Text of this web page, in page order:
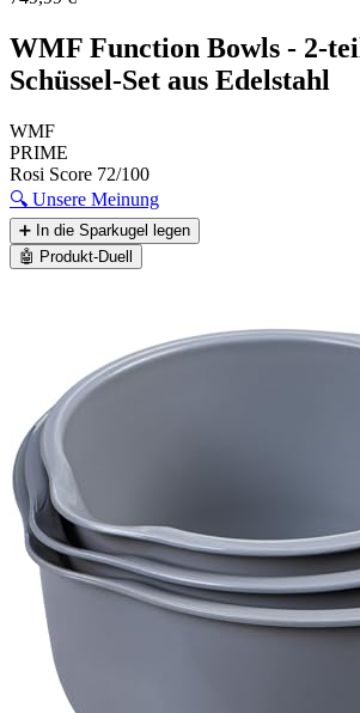
WMF Function Bowls - 2-
Schüssel-Set aus Edelstahl
WMF
PRIME
Rosi Score 72/100
🔍 Unsere Meinung
➕ In die Sparkugel legen
🤖 Produkt-Duell